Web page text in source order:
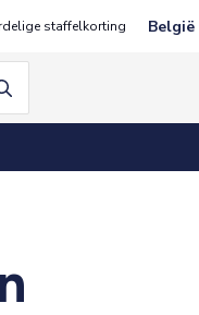
staffelkorting België